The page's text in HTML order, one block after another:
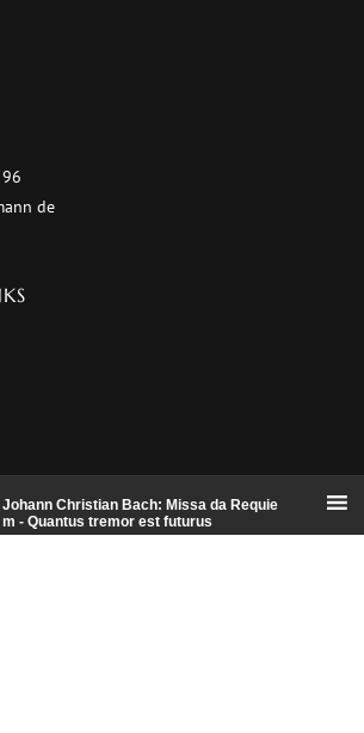
Johann Christian Bach: Missa da Requie
m - Quantus tremor est futurus
de